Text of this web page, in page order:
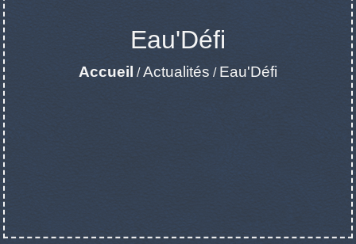
Eau'Défi
Accueil /Actualités / Eau'Défi